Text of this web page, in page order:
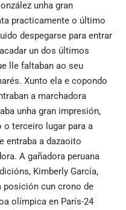
unha gran
practicamente o último
despegarse para entrar
un dos últimos
lle faltaban ao seu
Xunto ela e copondo
a marchadora
unha gran impresión,
o terceiro lugar para a
entraba a dazaoito
A gañadora peruana
Kimberly García,
posición cun crono de
olímpica en París-24